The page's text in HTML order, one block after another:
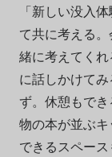
「新しい没入
て共に考える
緒に考えてく
に話しかけて
ず。休憩もで
物の本が並ぶ
できるスペー